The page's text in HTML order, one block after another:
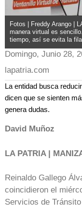
Fotos | Freddy Arango |
manera virtual es
tiempo, así se evita la
Domingo, Junio 28,
lapatria.com
La entidad busca
dicen que se sienten
genera dudas.
David Muñoz
LA PATRIA |
Reinaldo Gallego
coincidieron el
Servicios de